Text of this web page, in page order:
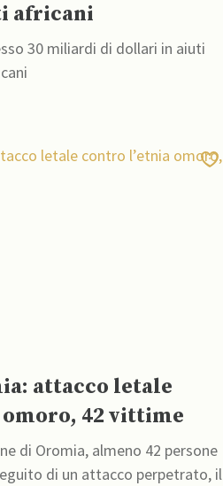
africani
30 miliardi di dollari in aiuti
attacco letale
42 vittime
di Oromia, almeno 42 persone
di un attacco perpetrato, il